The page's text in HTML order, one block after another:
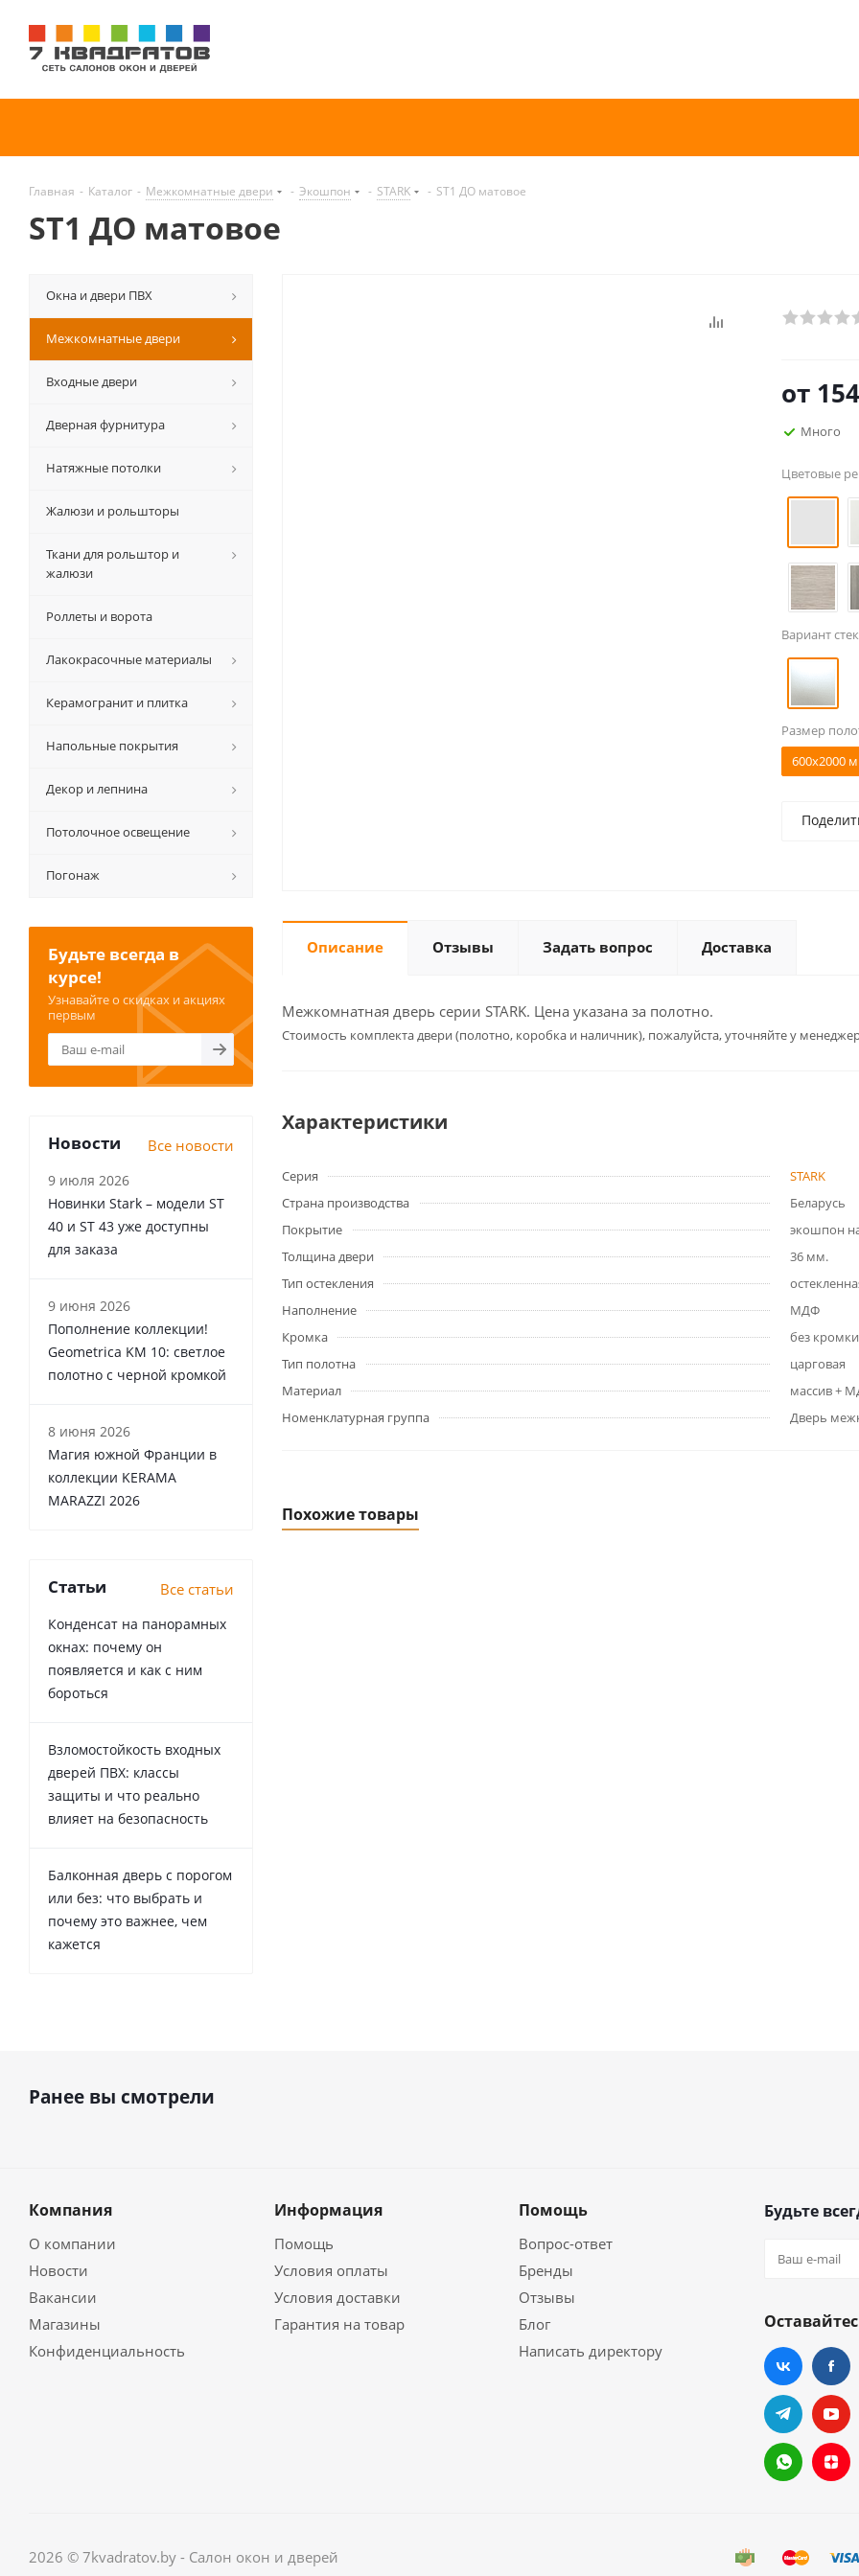
Главная - Каталог - Межкомнатные двери - Экошпон - STARK - ST1 ДО матовое
ST1 ДО матовое
от
Много
Цветовые
Вариант
Размер
600x2000
Описание Отзывы Задать вопрос Доставка
Межкомнатная дверь серии STARK. Цена указана за полотно.
Cтоимость комплекта двери (полотно, коробка и наличник), пожалуйста, уточняйте у
Характеристики
Серия
STARK
Страна производства
Беларусь
Покрытие
экошпон
Толщина двери
36 мм.
Тип остекления
Наполнение
МДФ
Кромка
без кромки
Тип полотна
царговая
Материал
массив +
Номенклатурная группа
Дверь
Похожие товары
Окна и двери ПВХ
Межкомнатные двери
Входные двери
Дверная фурнитура
Натяжные потолки
Жалюзи и рольшторы
Ткани для рольштор и
жалюзи
Роллеты и ворота
Лакокрасочные материалы
Керамогранит и плитка
Напольные покрытия
Декор и лепнина
Потолочное освещение
Погонаж
Будьте всегда в
курсе!
Узнавайте о скидках и акциях
первым
Новости Все новости
9 июля 2026
Новинки Stark – модели ST
40 и ST 43 уже доступны
для заказа
9 июня 2026
Пополнение коллекции!
Geometrica KM 10: светлое
полотно с черной кромкой
8 июня 2026
Магия южной Франции в
коллекции KERAMA
MARAZZI 2026
Статьи Все статьи
Конденсат на панорамных
окнах: почему он
появляется и как с ним
бороться
Взломостойкость входных
дверей ПВХ: классы
защиты и что реально
влияет на безопасность
Балконная дверь с порогом
или без: что выбрать и
почему это важнее, чем
кажется
Ранее вы смотрели
Компания
О компании
Новости
Вакансии
Магазины
Конфиденциальность
Информация
Помощь
Условия оплаты
Условия доставки
Гарантия на товар
Помощь
Вопрос-ответ
Бренды
Отзывы
Блог
Написать директору
Будьте
2026 © 7kvadratov.by - Салон окон и дверей